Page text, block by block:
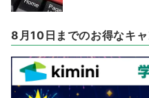
8月10日までのお得なキ